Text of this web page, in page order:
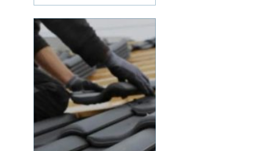
fuktiga vintrar och milda
somrar, ställer särskilda
krav på upp...